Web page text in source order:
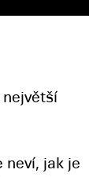
největší
neví, jak je